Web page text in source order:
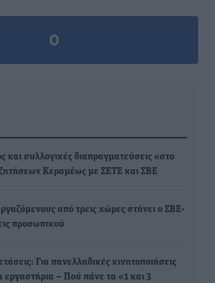
0
και συλλογικές διαπραγματεύσεις «στο
Κεραμέως με ΣΕΤΕ και ΣΒΕ
από τρεις χώρες στήνει ο ΣΒΕ-
προσωπικού
Για πανελλαδικές κινητοποιήσεις
εργαστήρια – Πού πάνε τα «1 και 3